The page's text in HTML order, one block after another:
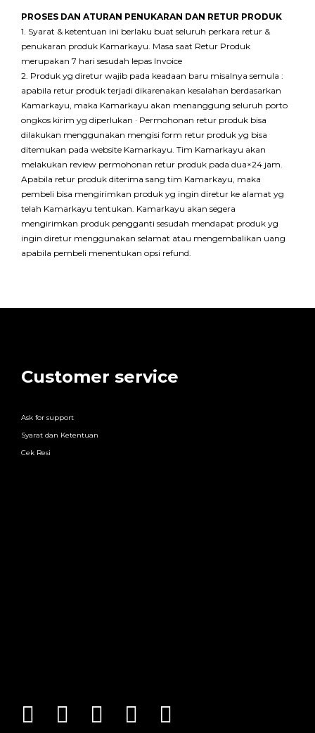
PROSES DAN ATURAN PENUKARAN DAN RETUR PRODUK
1. Syarat & ketentuan ini berlaku buat seluruh perkara retur &
penukaran produk Kamarkayu. Masa saat Retur Produk
merupakan 7 hari sesudah lepas Invoice
2. Produk yg diretur wajib pada keadaan baru misalnya semula :
apabila retur produk terjadi dikarenakan kesalahan berdasarkan
Kamarkayu, maka Kamarkayu akan menanggung seluruh porto
ongkos kirim yg diperlukan · Permohonan retur produk bisa
dilakukan menggunakan mengisi form retur produk yg bisa
ditemukan pada website Kamarkayu. Tim Kamarkayu akan
melakukan review permohonan retur produk pada dua×24 jam.
Apabila retur produk diterima sang tim Kamarkayu, maka
pembeli bisa mengirimkan produk yg ingin diretur ke alamat yg
telah Kamarkayu tentukan. Kamarkayu akan segera
mengirimkan produk pengganti sesudah mendapat produk yg
ingin diretur menggunakan selamat atau mengembalikan uang
apabila pembeli menentukan opsi refund.
Customer service
Ask for support
Syarat dan Ketentuan
Cek Resi